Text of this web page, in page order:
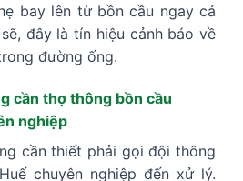
bay lên từ bồn cầu ngay cả
đây là tín hiệu cảnh báo về
đường ống.
cần thợ thông bồn cầu
nghiệp
cần thiết phải gọi đội thông
chuyên nghiệp đến xử lý.